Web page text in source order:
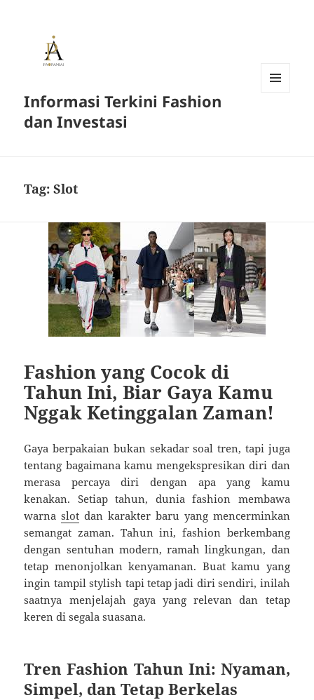
Informasi Terkini Fashion
dan Investasi
Tag:Slot
Fashion yang Cocok di
Tahun Ini, Biar Gaya Kamu
Nggak Ketinggalan Zaman!
Gaya berpakaian bukan sekadar soal tren, tapi juga
tentang bagaimana kamu mengekspresikan diri dan
merasa percaya diri dengan apa yang kamu
kenakan. Setiap tahun, dunia fashion membawa
warnaslot dan karakter baru yang mencerminkan
semangat zaman. Tahun ini, fashion berkembang
dengan sentuhan modern, ramah lingkungan, dan
tetap menonjolkan kenyamanan. Buat kamu yang
ingin tampil stylish tapi tetap jadi diri sendiri, inilah
saatnya menjelajah gaya yang relevan dan tetap
keren di segala suasana.
Tren Fashion Tahun Ini: Nyaman,
Simpel, dan Tetap Berkelas